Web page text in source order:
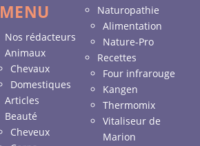
MENU
Nos rédacteurs
Animaux
Chevaux
Domestiques
Articles
Beauté
Cheveux
Naturopathie
Alimentation
Nature-Pro
Recettes
Four infrarouge
Kangen
Thermomix
Vitaliseur de
Marion